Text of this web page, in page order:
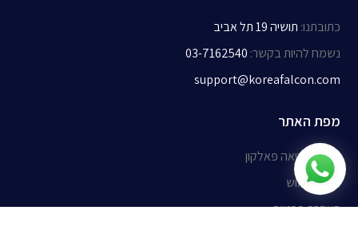
מפת האתר
אודות קוריאה פאלקון
תנאי שימוש
הצהרת פרטיות
תושיה 19 תל אביב :כתובתנו
03-7162540 :נשמח להיות בקשר
support@koreafalcon.com